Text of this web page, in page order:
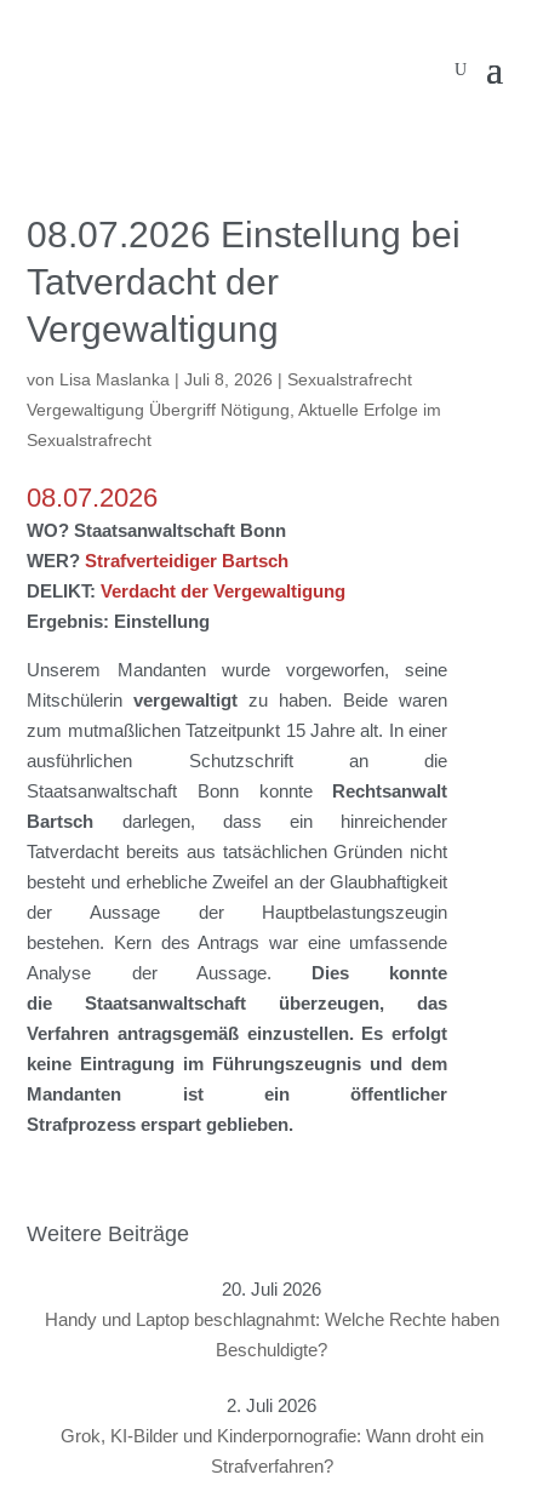
08.07.2026 Einstellung bei
Tatverdacht der
Vergewaltigung
von Lisa Maslanka |Juli 8, 2026 | Sexualstrafrecht
Vergewaltigung Übergriff Nötigung ,Aktuelle Erfolge im
Sexualstrafrecht
08.07.2026
WO?Staatsanwaltschaft Bonn
WER?Strafverteidiger Bartsch
DELIKT:Verdacht der Vergewaltigung
Ergebnis: Einstellung
Unserem Mandantenwurde vorgeworfen,seine
Mitschülerinvergewaltigt zu haben. Beide waren
zum mutmaßlichen Tatzeitpunkt 15 Jahre alt. In einer
ausführlichen Schutzschrift an die
Staatsanwaltschaft Bonnkonnte
Rechtsanwalt
Bartsch
darlegen, dass ein hinreichender
Tatverdacht bereits aus tatsächlichen Gründen nicht
besteht und erhebliche Zweifel an der Glaubhaftigkeit
der Aussage der Hauptbelastungszeugin
bestehen. Kern des Antrags war eine umfassende
Analyse der Aussage. Dieskonnte
dieStaatsanwaltschaft überzeugen, das
Verfahren antragsgemäß einzustellen. Es erfolgt
keine Eintragung im Führungszeugnis und dem
Mandanten ist ein öffentlicher
Strafprozesserspart geblieben.
Weitere Beiträge
20. Juli 2026
Handy und Laptop beschlagnahmt: Welche Rechte haben
Beschuldigte?
2. Juli 2026
Grok, KI-Bilder und Kinderpornografie: Wann droht ein
Strafverfahren?